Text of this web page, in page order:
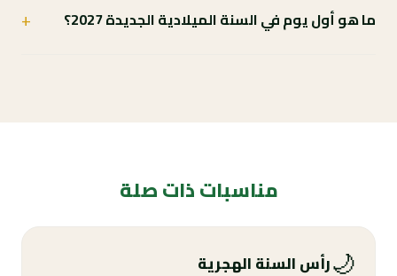
ما هو أول يوم في السنة الميلادية الجديدة 2027؟ +
مناسبات ذات صلة
🌙رأس السنة الهجرية